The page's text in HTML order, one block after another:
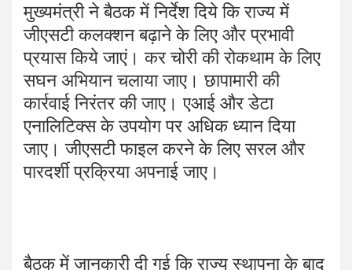
मुख्यमंत्री ने बैठक में निर्देश दिये कि राज्य में
जीएसटी कलक्शन बढ़ाने के लिए और प्रभावी
प्रयास किये जाएं। कर चोरी की रोकथाम के लिए
सघन अभियान चलाया जाए। छापामारी की
कार्रवाई निरंतर की जाए। एआई और डेटा
एनालिटिक्स के उपयोग पर अधिक ध्यान दिया
जाए। जीएसटी फाइल करने के लिए सरल और
पारदर्शी प्रक्रिया अपनाई जाए।
बैठक में जानकारी दी गई कि राज्य स्थापना के बाद